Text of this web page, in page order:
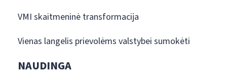
VMI skaitmeninė transformacija
Vienas langelis prievolėms valstybei sumokėti
NAUDINGA